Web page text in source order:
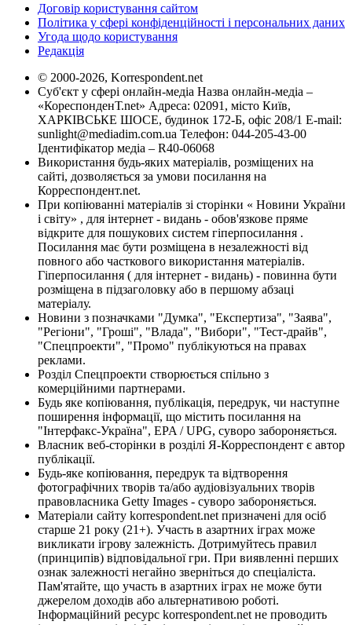
Договір користування сайтом
Політика у сфері конфіденційності і персональних даних
Угода щодо користування
Редакція
© 2000-2026, Korrespondent.net
Суб'єкт у сфері онлайн-медіа Назва онлайн-медіа –
«КореспонденТ.net» Адреса: 02091, місто Київ,
ХАРКІВСЬКЕ ШОСЕ, будинок 172-Б, офіс 208/1 E-mail:
sunlight@mediadim.com.ua Телефон: 044-205-43-00
Ідентифікатор медіа – R40-06068
Використання будь-яких матеріалів, розміщених на
сайті, дозволяється за умови посилання на
Корреспондент.net.
При копіюванні матеріалів зі сторінки « Новини України
і світу» , для інтернет - видань - обов'язкове пряме
відкрите для пошукових систем гіперпосилання .
Посилання має бути розміщена в незалежності від
повного або часткового використання матеріалів.
Гіперпосилання ( для інтернет - видань) - повинна бути
розміщена в підзаголовку або в першому абзаці
матеріалу.
Новини з позначками "Думка", "Експертиза", "Заява",
"Регіони", "Гроші", "Влада", "Вибори", "Тест-драйв",
"Спецпроекти", "Промо" публікуються на правах
реклами.
Розділ Спецпроекти створюється спільно з
комерційними партнерами.
Будь яке копіювання, публікація, передрук, чи наступне
поширення інформації, що містить посилання на
"Інтерфакс-Україна", EPA / UPG, суворо забороняється.
Власник веб-сторінки в розділі Я-Корреспондент є автор
публікації.
Будь-яке копіювання, передрук та відтворення
фотографічних творів та/або аудіовізуальних творів
правовласника Getty Images - суворо забороняється.
Матеріали сайту korrespondent.net призначені для осіб
старше 21 року (21+). Участь в азартних іграх може
викликати ігрову залежність. Дотримуйтесь правил
(принципів) відповідальної гри. При виявленні перших
ознак залежності негайно зверніться до спеціаліста.
Пам'ятайте, що участь в азартних іграх не може бути
джерелом доходів або альтернативою роботі.
Інформаційний ресурс korrespondent.net не проводить